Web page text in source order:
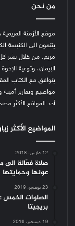
من نحن
موقع الأزمنة
ينتمون الى الكنيسة
مريم. من خلال نشر كل
الإيمان، وتوعية
يتوافق مع الكتاب
مواضيع وتقارير
أحد المواقع الأكثر
المواضيع الأكثر
12 مارس، 2018
صلاة فعّالة الى
عونها وحمايتها
23 نوفمبر، 2019
الصلوات الخمس
بريجيتا
19 ديسمبر، 2016